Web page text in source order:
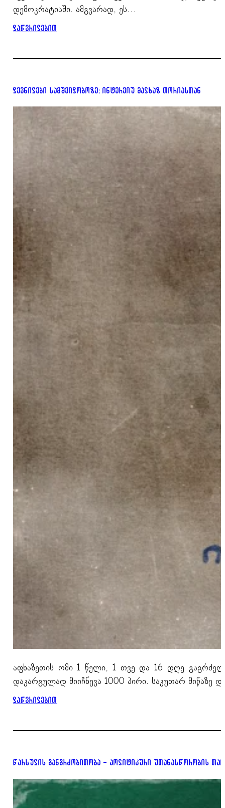
დემოკრატიაში. ამგვარად, ეს…
დაწვრილებით
დევნილები სამშვიდობოზე: ინტერვიუ მალხაზ თორიასთან
აფხაზეთის ომი 1 წელი, 1 თვე და 16 დღე
დაკარგულად მიიჩნევა 1000 პირი. საკუთარ
დაწვრილებით
წარსულის განგრძობითობა – პოლიტიკური უთანასწორობის